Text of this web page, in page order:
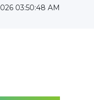
03:50:49 AM